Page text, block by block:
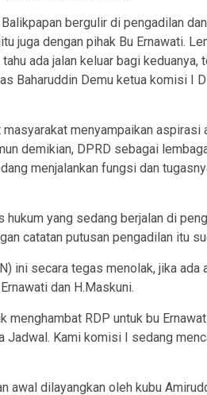
bergulir di pengadilan
juga dengan pihak Bu Ernawati.
ada jalan keluar bagi
Baharuddin Demu ketua komisi I
menyampaikan aspirasi
demikian, DPRD sebagai
menjalankan fungsi dan
yang sedang berjalan di
catatan putusan pengadilan itu
ini secara tegas menolak, jika ada
dan H.Maskuni.
menghambat RDP untuk bu
Kami komisi I sedang
awal dilayangkan oleh kubu